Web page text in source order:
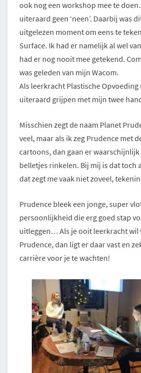
ook nog een workshop mee te
uiteraard geen ‘neen’. Daarbij was
uitgelezen moment om eens te
Surface. Ik had er namelijk al wel
had er nog nooit mee getekend.
was geleden van mijn Wacom.
Als leerkracht Plastische Opvoeding
uiteraard grijpen met mijn twee
Misschien zegt de naam Planet
veel, maar als ik zeg Prudence met
cartoons, dan gaan er
belletjes rinkelen. Bij mij is dat toch
dat zegt me vaak niet zoveel,
Prudence bleek een jonge, super
persoonlijkheid die erg goed stap
uitleggen… Als je ooit leerkracht wil
Prudence, dan ligt er daar vast en
carrière voor je te wachten!